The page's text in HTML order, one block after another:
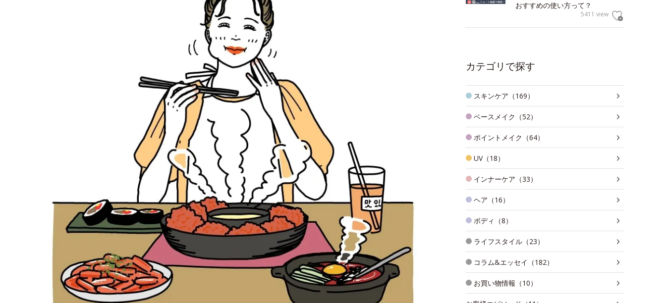
おすすめの使い方って？
5411 view
カテゴリで探す
スキンケア（169）
ベースメイク（52）
ポイントメイク（64）
UV（18）
インナーケア（33）
ヘア（16）
ボディ（8）
ライフスタイル（23）
コラム&エッセイ（182）
お買い物情報（10）